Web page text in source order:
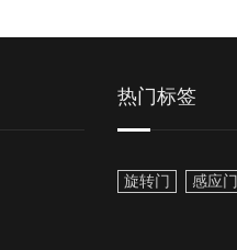
热门标签
旋转门 感应门